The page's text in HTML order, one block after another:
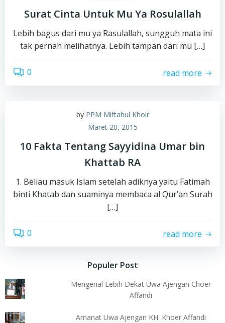
Surat Cinta Untuk Mu Ya Rosulallah
Lebih bagus dari mu ya Rasulallah, sungguh mata ini
tak pernah melihatnya. Lebih tampan dari mu […]
0 read more
by PPM Miftahul Khoir
Maret 20, 2015
10 Fakta Tentang Sayyidina Umar bin
Khattab RA
1. Beliau masuk Islam setelah adiknya yaitu Fatimah
binti Khatab dan suaminya membaca al Qur’an Surah
[…]
0 read more
Populer Post
Mengenal Lebih Dekat Uwa Ajengan Choer
Affandi
Amanat Uwa Ajengan KH. Khoer Affandi